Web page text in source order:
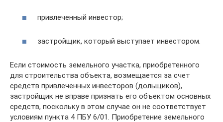
привлеченный инвестор;
застройщик, который выступает инвестором.
Если стоимость земельного участка, приобретенного
для строительства объекта, возмещается за счет
средств привлеченных инвесторов (дольщиков),
застройщик не вправе признать его объектом основных
средств, поскольку в этом случае он не соответствует
условиям пункта 4 ПБУ 6/01. Приобретение земельного